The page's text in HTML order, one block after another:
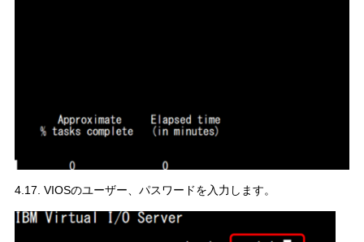
4.17. VIOSのユーザー、パスワードを入力します。